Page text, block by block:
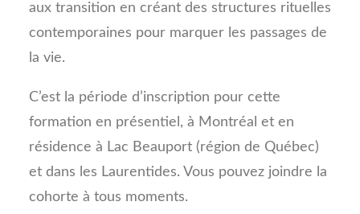
aux transition en créant des structures rituelles
contemporaines pour marquer les passages de
la vie.
C’est la période d’inscription pour cette
formation en présentiel, à Montréal et en
résidence à Lac Beauport (région de Québec)
et dans les Laurentides. Vous pouvez joindre la
cohorte à tous moments.